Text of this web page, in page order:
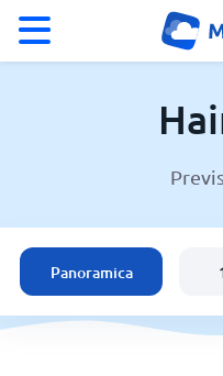
Cina
Italia
Panoramica